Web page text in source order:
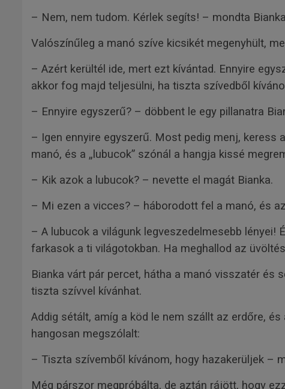
– Nem, nem tudom. Kérlek segíts! – mondta
Valószínűleg a manó szíve kicsikét megenyhült,
– Azért kerültél ide, mert ezt kívántad. Ennyire
akkor fog majd teljesülni, ha tiszta szívedből
– Ennyire egyszerű? – döbbent le egy pillanatra
– Igen ennyire egyszerű. Most pedig menj, keress
manó, és a „lubucok” szónál a hangja kissé
– Kik azok a lubucok? – nevette el magát Bianka.
– Mi ezen a vicces? – háborodott fel a manó, és
– A lubucok a világunk legveszedelmesebb
farkasok a ti világotokban. Ha meghallod az
Bianka várt pár percet, hátha a manó visszatér és
tiszta szívvel kívánhat.
Addig sétált, amíg a köd le nem szállt az erdőre,
hangosan megszólalt:
– Tiszta szívemből kívánom, hogy hazakerüljek –
Még párszor megpróbálta, de aztán rájött, hogy